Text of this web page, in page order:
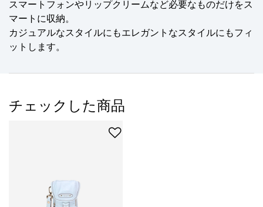
スマートフォンやリップクリームなど必要なものだけをス
マートに収納。
カジュアルなスタイルにもエレガントなスタイルにもフィ
ットします。
チェックした商品